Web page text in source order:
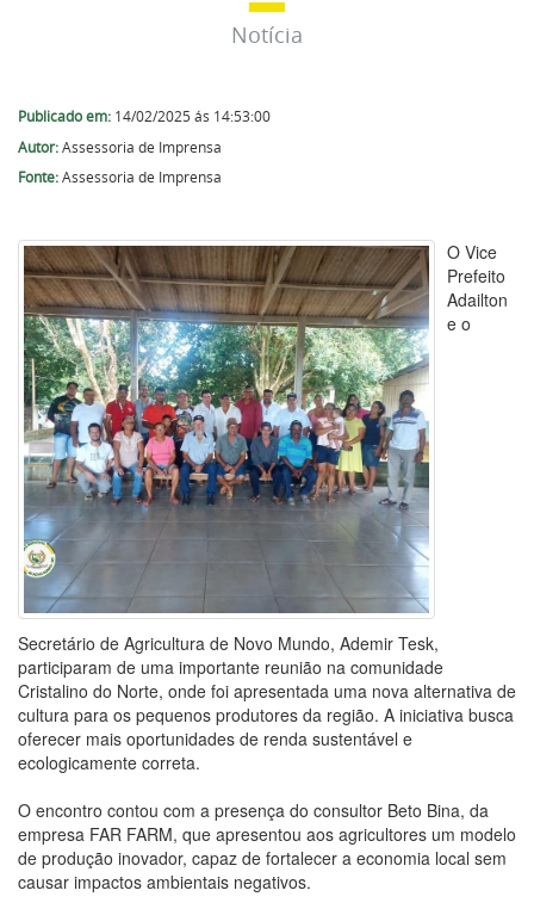
Notícia
Publicado em: 14/02/2025 ás 14:53:00
Autor:Assessoria de Imprensa
Fonte:Assessoria de Imprensa
O Vice
Prefeito
Adailton
e o
Secretário de Agricultura de Novo Mundo, Ademir Tesk,
participaram de uma importante reunião na comunidade
Cristalino do Norte, onde foi apresentada uma nova alternativa de
cultura para os pequenos produtores da região. A iniciativa busca
oferecer mais oportunidades de renda sustentável e
ecologicamente correta.
O encontro contou com a presença do consultor Beto Bina, da
empresa FAR FARM, que apresentou aos agricultores um modelo
de produção inovador, capaz de fortalecer a economia local sem
causar impactos ambientais negativos.